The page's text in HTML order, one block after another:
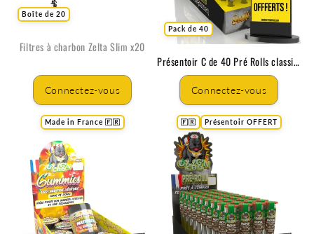
Boîte de 20
Filtres à charbon Zelta Slim x20
Connectez-vous
Pack de 40
Présentoir C de 40 Pré Rolls classiques
Connectez-vous
Made in France 🇫🇷 🇫🇷 Présentoir OFFERT